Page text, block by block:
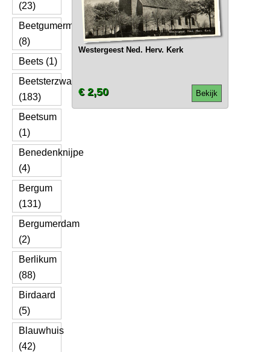
(23)
Beetgumermolen
(8)
Beets (1)
Beetsterzwaag
(183)
Beetsum
(1)
Benedenknijpe
(4)
Bergum
(131)
Bergumerdam
(2)
Berlikum
(88)
Birdaard
(5)
Blauwhuis
(42)
Westergeest Ned. Herv. Kerk
Bekijk
€ 2,50